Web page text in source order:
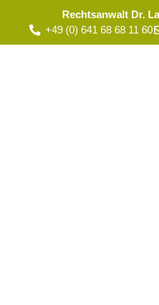
Rechtsanwalt Dr.
+49 (0) 641 68 68 11 60